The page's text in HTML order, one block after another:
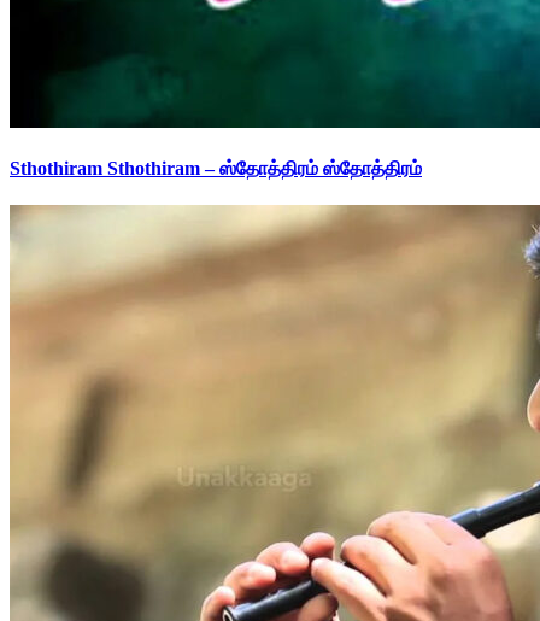
Sthothiram Sthothiram – ஸ்தோத்திரம் ஸ்தோத்திரம்